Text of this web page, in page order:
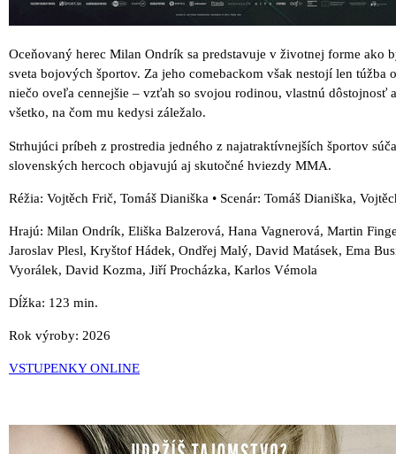
Oceňovaný herec Milan Ondrík sa predstavuje v životnej forme ako
sveta bojových športov. Za jeho comebackom však nestojí len
niečo oveľa cennejšie – vzťah so svojou rodinou, vlastnú
všetko, na čom mu kedysi záležalo.
Strhujúci príbeh z prostredia jedného z najatraktívnejších športov
slovenských hercoch objavujú aj skutočné hviezdy MMA.
Réžia: Vojtěch Frič, Tomáš Dianiška • Scenár: Tomáš Dianiška,
Hrajú: Milan Ondrík, Eliška Balzerová, Hana Vagnerová, Martin
Jaroslav Plesl, Kryštof Hádek, Ondřej Malý, David Matásek, Ema
Vyorálek, David Kozma, Jiří Procházka, Karlos Vémola
Dĺžka: 123 min.
Rok výroby: 2026
VSTUPENKY ONLINE